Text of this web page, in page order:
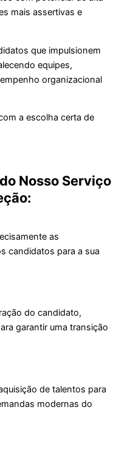
mais assertivas e
que impulsionem
equipes,
organizacional
a escolha certa de
Nosso Serviço
as
candidatos para a sua
do candidato,
garantir uma transição
de talentos para
modernas do